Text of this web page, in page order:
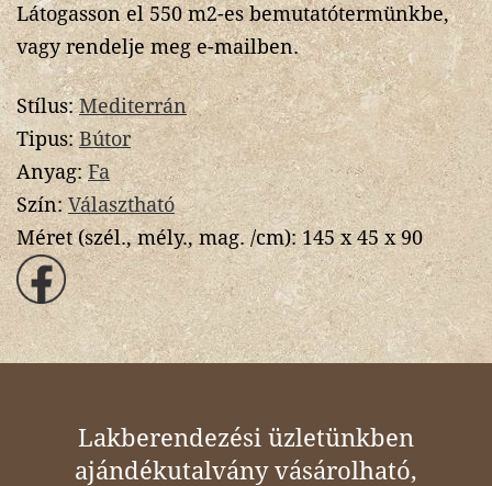
Látogasson el 550 m2-es bemutatótermünkbe,
vagy rendelje meg e-mailben.
Stílus:Mediterrán
Tipus:Bútor
Anyag:Fa
Szín:Választható
Méret (szél., mély., mag. /cm):145 x 45 x 90
Lakberendezési üzletünkben
ajándékutalvány vásárolható,